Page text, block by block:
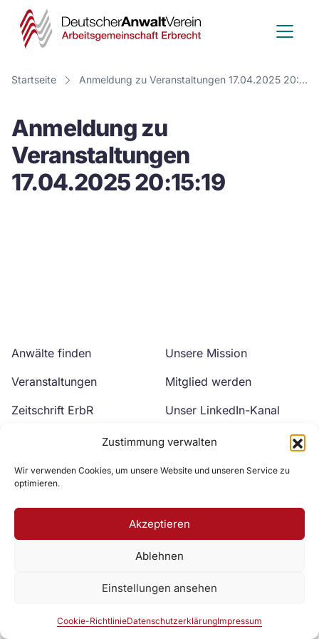
Zustimmung verwalten
Wir verwenden Cookies, um unsere Website und unseren Service zu
optimieren.
Akzeptieren
Ablehnen
Einstellungen ansehen
Cookie-RichtlinieDatenschutzerklärungImpressum
Deutscher
Anwalt
Verein
Startseite Anmeldung zu Veranstaltungen 17.04.2025 20:15:19
Anmeldung zu
Veranstaltungen
17.04.2025 20:15:19
Anwälte finden
Veranstaltungen
Zeitschrift ErbR
Unsere Mission
Mitglied werden
Unser LinkedIn-Kanal
Unser YouTube-Kanal
Zur DAV Webseite